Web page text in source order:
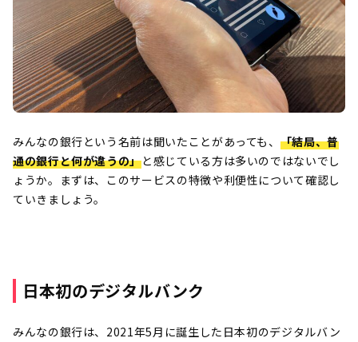
みんなの銀行という名前は聞いたことがあっても、 「結局、普
通の銀行と何が違うの」と感じている方は多いのではないでし
ょうか。まずは、このサービスの特徴や利便性について確認し
ていきましょう。
日本初のデジタルバンク
みんなの銀行は、2021年5月に誕生した日本初のデジタルバン